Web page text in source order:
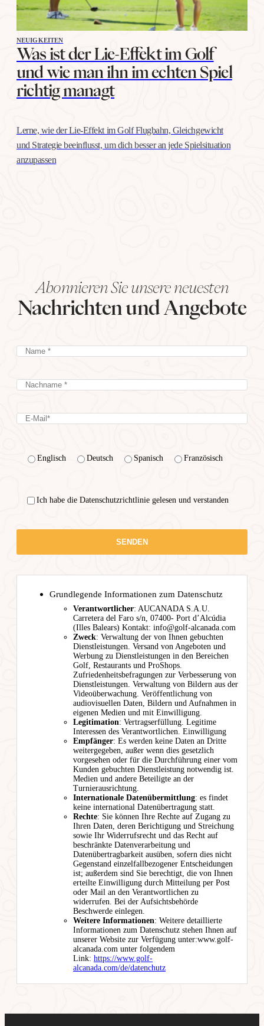
NEUIGKEITEN
Was ist der Lie-Effekt im Golf
und wie man ihn im echten Spiel
richtig managt
Lerne, wie der Lie-Effekt im Golf Flugbahn, Gleichgewicht
und Strategie beeinflusst, um dich besser an jede Spielsituation
anzupassen
Abonnieren Sie unsere neuesten
Nachrichten und Angebote
Englisch Deutsch Spanisch Französisch
Ich habe die Datenschutzrichtlinie gelesen und verstanden
Grundlegende Informationen zum Datenschutz
Verantwortlicher: AUCANADA S.A.U.
Carretera del Faro s/n, 07400- Port d’Alcúdia
(Illes Balears) Kontakt: info@golf-alcanada.com
Zweck: Verwaltung der von Ihnen gebuchten
Dienstleistungen. Versand von Angeboten und
Werbung zu Dienstleistungen in den Bereichen
Golf, Restaurants und ProShops.
Zufriedenheitsbefragungen zur Verbesserung von
Dienstleistungen. Verwaltung von Bildern aus der
Videoüberwachung. Veröffentlichung von
audiovisuellen Daten, Bildern und Aufnahmen in
eigenen Medien und mit Einwilligung.
Legitimation: Vertragserfüllung. Legitime
Interessen des Verantwortlichen. Einwilligung
Empfänger: Es werden keine Daten an Dritte
weitergegeben, außer wenn dies gesetzlich
vorgesehen oder für die Durchführung einer vom
Kunden gebuchten Dienstleistung notwendig ist.
Medien und andere Beteiligte an der
Turnierausrichtung.
Internationale Datenübermittlung: es findet
keine international Datenübertragung statt.
Rechte: Sie können Ihre Rechte auf Zugang zu
Ihren Daten, deren Berichtigung und Streichung
sowie Ihr Widerrufsrecht und das Recht auf
beschränkte Datenverarbeitung und
Datenübertragbarkeit ausüben, sofern dies nicht
Gegenstand einzelfallbezogener Entscheidungen
ist; außerdem sind Sie berechtigt, die von Ihnen
erteilte Einwilligung durch Mitteilung per Post
oder Mail an den Verantwortlichen zu
widerrufen. Bei der Aufsichtsbehörde
Beschwerde einlegen.
Weitere Informationen: Weitere detaillierte
Informationen zum Datenschutz stehen Ihnen auf
unserer Website zur Verfügung unter:www.golf-
alcanada.com unter folgendem
Link: https://www.golf-
alcanada.com/de/datenchutz